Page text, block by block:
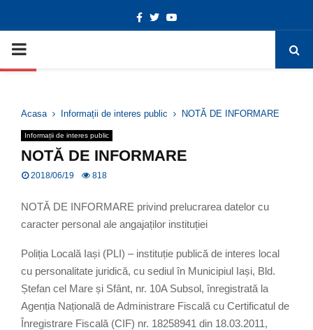
Deschide bara de unelte
Facebook
TwitterYoutube
PRIMARY
Acasa Informații de interes public NOTĂ DE INFORMARE
Informații de interes public
NOTĂ DE INFORMARE
2018/06/19 818
NOTĂ DE INFORMARE privind prelucrarea datelor cu
caracter personal ale angajaților instituției
Poliția Locală Iași (PLI) – instituție publică de interes local
cu personalitate juridică, cu sediul în Municipiul Iași, Bld.
Ștefan cel Mare și Sfânt, nr. 10A Subsol, înregistrată la
Agenția Națională de Administrare Fiscală cu Certificatul de
Înregistrare Fiscală (CIF) nr. 18258941 din 18.03.2011,